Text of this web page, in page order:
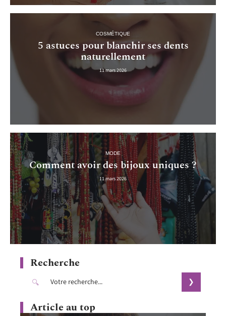
COSMÉTIQUE
5 astuces pour blanchir ses dents
naturellement
11 mars 2026
MODE
Comment avoir des bijoux uniques ?
11 mars 2026
Recherche
Article au top